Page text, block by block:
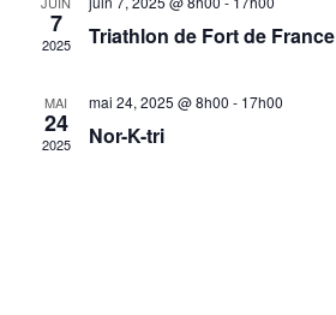
7
2025 Triathlon de Fort de France
MAI
24
2025
mai 24, 2025 @ 8h00 - 17h00
Nor-K-tri